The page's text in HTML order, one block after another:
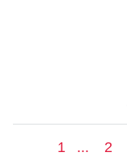
1 ... 2